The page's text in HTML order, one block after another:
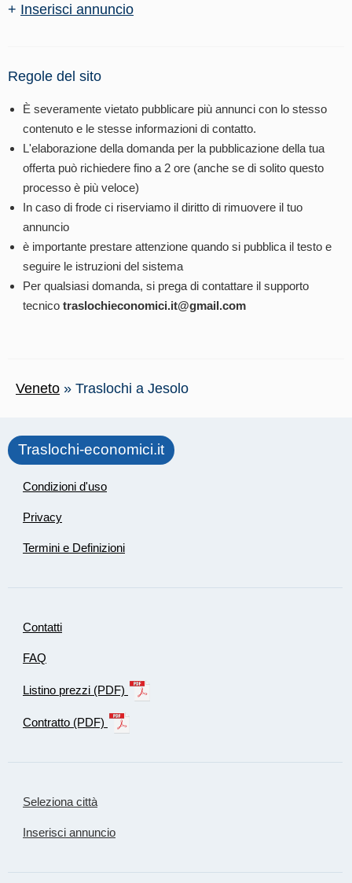
+ Inserisci annuncio
Regole del sito
È severamente vietato pubblicare più annunci con lo stesso
contenuto e le stesse informazioni di contatto.
L'elaborazione della domanda per la pubblicazione della tua
offerta può richiedere fino a 2 ore (anche se di solito questo
processo è più veloce)
In caso di frode ci riserviamo il diritto di rimuovere il tuo
annuncio
è importante prestare attenzione quando si pubblica il testo e
seguire le istruzioni del sistema
Per qualsiasi domanda, si prega di contattare il supporto
tecnico traslochieconomici.it@gmail.com
Veneto » Traslochi a Jesolo
Traslochi-economici.it
Condizioni d'uso
Privacy
Termini e Definizioni
Contatti
FAQ
Listino prezzi (PDF)
Contratto (PDF)
Seleziona città
Inserisci annuncio